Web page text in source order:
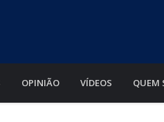
crimes digitais contra
de motos e bicicletas
OPINIÃO VÍDEOS QUEM